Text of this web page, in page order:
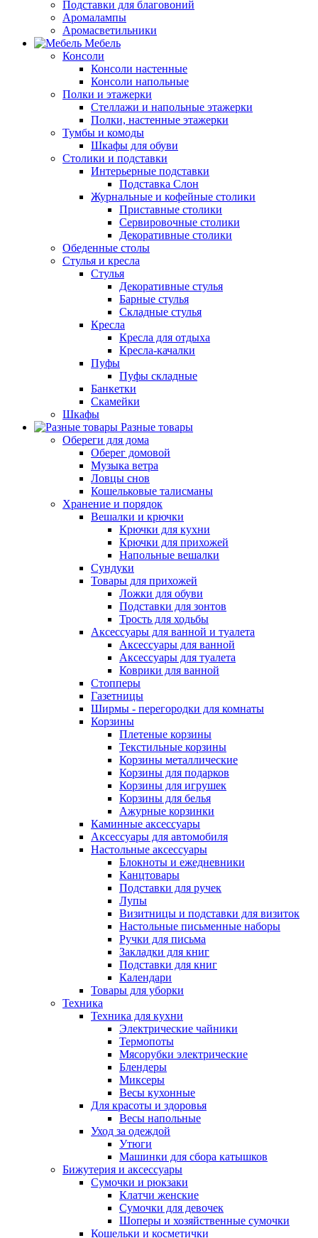
Подставки для благовоний
Аромалампы
Аромасветильники
Мебель
Консоли
Консоли настенные
Консоли напольные
Полки и этажерки
Стеллажи и напольные этажерки
Полки, настенные этажерки
Тумбы и комоды
Шкафы для обуви
Столики и подставки
Интерьерные подставки
Подставка Слон
Журнальные и кофейные столики
Приставные столики
Сервировочные столики
Декоративные столики
Обеденные столы
Стулья и кресла
Стулья
Декоративные стулья
Барные стулья
Складные стулья
Кресла
Кресла для отдыха
Кресла-качалки
Пуфы
Пуфы складные
Банкетки
Скамейки
Шкафы
Разные товары
Обереги для дома
Оберег домовой
Музыка ветра
Ловцы снов
Кошельковые талисманы
Хранение и порядок
Вешалки и крючки
Крючки для кухни
Крючки для прихожей
Напольные вешалки
Сундуки
Товары для прихожей
Ложки для обуви
Подставки для зонтов
Трость для ходьбы
Аксессуары для ванной и туалета
Аксессуары для ванной
Аксессуары для туалета
Коврики для ванной
Стопперы
Газетницы
Ширмы - перегородки для комнаты
Корзины
Плетеные корзины
Текстильные корзины
Корзины металлические
Корзины для подарков
Корзины для игрушек
Корзины для белья
Ажурные корзинки
Каминные аксессуары
Аксессуары для автомобиля
Настольные аксессуары
Блокноты и ежедневники
Канцтовары
Подставки для ручек
Лупы
Визитницы и подставки для визиток
Настольные письменные наборы
Ручки для письма
Закладки для книг
Подставки для книг
Календари
Товары для уборки
Техника
Техника для кухни
Электрические чайники
Термопоты
Мясорубки электрические
Блендеры
Миксеры
Весы кухонные
Для красоты и здоровья
Весы напольные
Уход за одеждой
Утюги
Машинки для сбора катышков
Бижутерия и аксессуары
Сумочки и рюкзаки
Клатчи женские
Сумочки для девочек
Шоперы и хозяйственные сумочки
Кошельки и косметички